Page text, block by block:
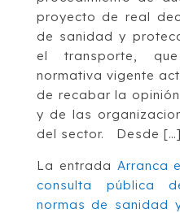
proyecto de real
de sanidad y
el transporte,
normativa vigente
de recabar la
y de las
del sector. Desde […]
La entrada Arranca
consulta pública
normas de sanidad